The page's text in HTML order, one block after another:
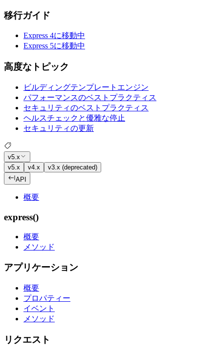
移行ガイド
Express 4に移動中
Express 5に移動中
高度なトピック
ビルディングテンプレートエンジン
パフォーマンスのベストプラクティス
セキュリティのベストプラクティス
ヘルスチェックと優雅な停止
セキュリティの更新
v5.x
v5.x
v4.x
v3.x (deprecated)
API
概要
express()
概要
メソッド
アプリケーション
概要
プロパティー
イベント
メソッド
リクエスト